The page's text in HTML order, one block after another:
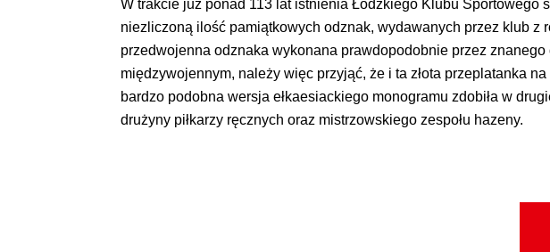
W trakcie już ponad 113 lat istnienia Łódzkiego Klubu Sportowego
niezliczoną ilość pamiątkowych odznak, wydawanych przez klub z
przedwojenna odznaka wykonana prawdopodobnie przez
międzywojennym, należy więc przyjąć, że i ta złota przeplatanka
bardzo podobna wersja ełkaesiackiego monogramu zdobiła w
drużyny piłkarzy ręcznych oraz mistrzowskiego zespołu hazeny.